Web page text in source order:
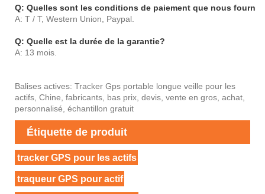
Q: Quelles sont les conditions de paiement que nous
A: T / T, Western Union, Paypal.
Q: Quelle est la durée de la garantie?
A: 13 mois.
Balises actives: Tracker Gps portable longue veille pour les
actifs, Chine, fabricants, bas prix, devis, vente en gros, achat,
personnalisé, échantillon gratuit
Étiquette de produit
tracker GPS pour les actifs
traqueur GPS pour actif